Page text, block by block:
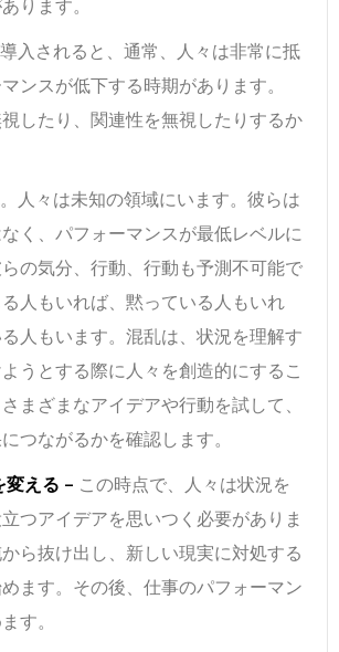
ります。
入されると、通常、人々は非常に抵
ンスが低下する時期があります。
したり、関連性を無視したりするか
人々は未知の領域にいます。彼らは
く、パフォーマンスが最低レベルに
の気分、行動、行動も予測不可能で
人もいれば、黙っている人もいれ
人もいます。混乱は、状況を理解す
うとする際に人々を創造的にするこ
まざまなアイデアや行動を試して、
つながるかを確認します。
変える – この時点で、人々は状況を
つアイデアを思いつく必要がありま
ら抜け出し、新しい現実に対処する
ます。その後、仕事のパフォーマン
す。